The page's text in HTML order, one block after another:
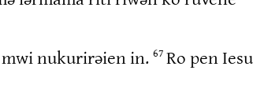
mwi nukurirəien in. 67 Ro pen Iesu